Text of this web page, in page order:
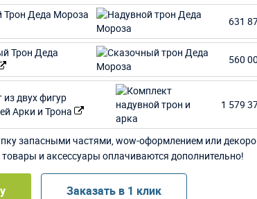
Трон Деда Мороза
631
Трон Деда
560
двух фигур
Арки и Трона
1 579
запасными частями, wow-оформлением или
и аксессуары оплачиваются дополнительно!
Заказать в 1 клик